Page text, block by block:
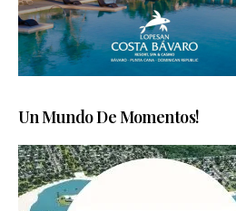
Un Mundo De Momentos!